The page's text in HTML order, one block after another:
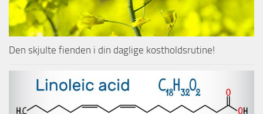
Den skjulte fienden i din daglige kostholdsrutine!